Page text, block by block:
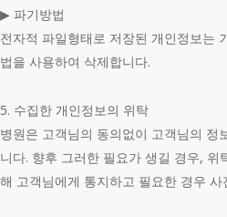
▶ 파기방법
전자적 파일형태로 저장된 개인정보는
법을 사용하여 삭제합니다.
5. 수집한 개인정보의 위탁
병원은 고객님의 동의없이 고객님의 정
니다. 향후 그러한 필요가 생길 경우, 위
해 고객님에게 통지하고 필요한 경우